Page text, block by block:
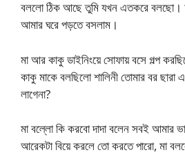
বললো ঠিক আছে তুমি যখন এতকরে বলছো।
আমার ঘরে পড়তে বসলাম।
মা আর কাকু ডাইনিংয়ে সোফায় বসে গল্প
কাকু মাকে বলছিলো শালিনী তোমার বর ছারা
লাগেনা?
মা বল্লো কি করবো দাদা বলেন সবই আমার
আরেকটা বিয়ে করলে তো করতে পারো, মা